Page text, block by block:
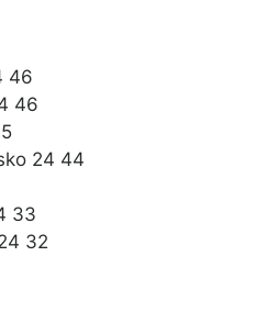
46
46
24 44
33
32